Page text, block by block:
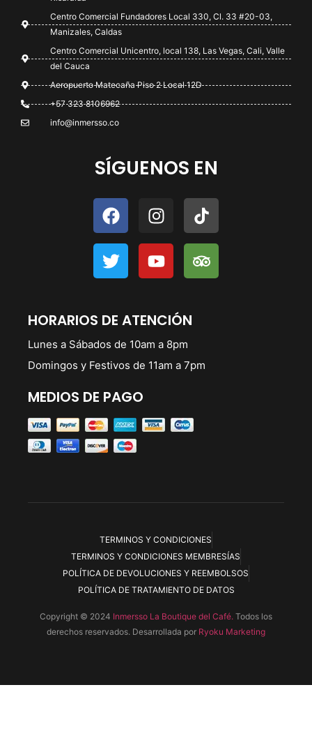
Centro Comercial Fundadores Local 330, Cl. 33 #20-03,
Manizales, Caldas
Centro Comercial Unicentro, local 138, Las Vegas, Cali, Valle
del Cauca
Aeropuerto Matecaña Piso 2 Local 12D
+57 323 8106962
info@inmersso.co
SÍGUENOS EN
HORARIOS DE ATENCIÓN
Lunes a Sábados de 10am a 8pm
Domingos y Festivos de 11am a 7pm
MEDIOS DE PAGO
TERMINOS Y CONDICIONES
TERMINOS Y CONDICIONES MEMBRESÍAS
POLÍTICA DE DEVOLUCIONES Y REEMBOLSOS
POLÍTICA DE TRATAMIENTO DE DATOS
Copyright © 2024 Inmersso La Boutique del Café. Todos los
derechos reservados. Desarrollada por Ryoku Marketing